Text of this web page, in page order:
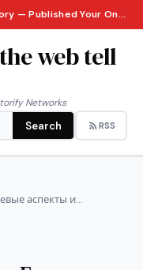
Storify – Make the web tell a story — Published Your Online Story from Storify Networks · Friday, August 7, 2026
web tell
Networks
Search RSS
аспекты и...